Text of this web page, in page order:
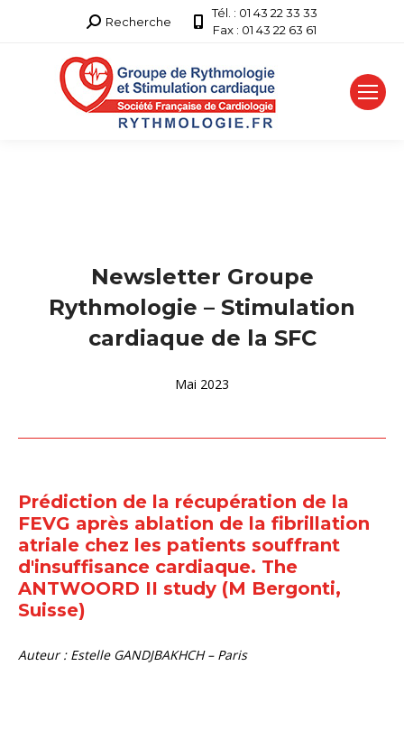
Recherche
Recherche
Tél. : 01 43 22 33 33
Fax : 01 43 22 63 61
Newsletter Groupe
Rythmologie – Stimulation
cardiaque de la SFC
Mai 2023
Prédiction de la récupération de la
FEVG après ablation de la fibrillation
atriale chez les patients souffrant
d'insuffisance cardiaque. The
ANTWOORD II study (M Bergonti,
Suisse)
Auteur : Estelle GANDJBAKHCH – Paris